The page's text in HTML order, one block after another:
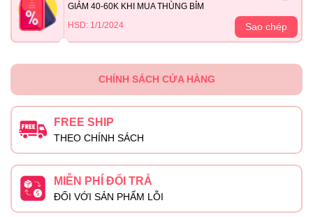
GIẢM 40-60K KHI MUA THÙNG BỈM
HSD: 1/1/2024
Sao chép
CHÍNH SÁCH CỬA HÀNG
FREE SHIP
THEO CHÍNH SÁCH
MIỄN PHÍ ĐỔI TRẢ
ĐỐI VỚI SẢN PHẨM LỖI